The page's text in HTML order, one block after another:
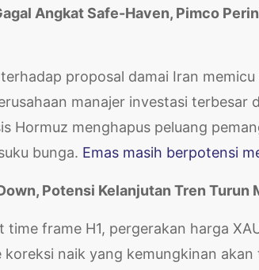
Angkat Safe-Haven, Pimco
proposal damai Iran
manajer investasi
Hormuz menghapus peluang
bunga. Emas masih berpotensi
Potensi Kelanjutan Tren Turun
time frame H1, pergerakan harga
koreksi naik yang kemungkinan